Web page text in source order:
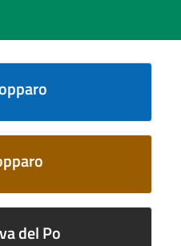
del Po